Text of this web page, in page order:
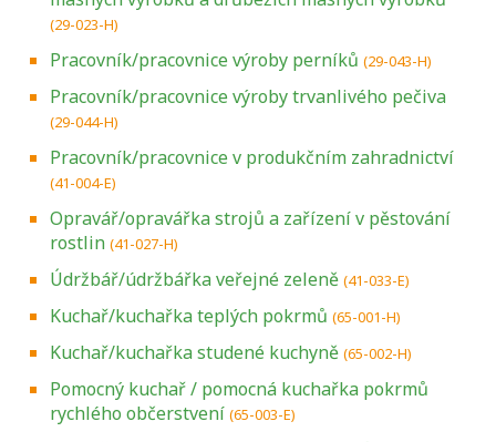
(29-023-H)
Pracovník/pracovnice výroby perníků (29-043-H)
Pracovník/pracovnice výroby trvanlivého pečiva
(29-044-H)
Pracovník/pracovnice v produkčním zahradnictví
(41-004-E)
Opravář/opravářka strojů a zařízení v pěstování
rostlin (41-027-H)
Údržbář/údržbářka veřejné zeleně (41-033-E)
Kuchař/kuchařka teplých pokrmů (65-001-H)
Kuchař/kuchařka studené kuchyně (65-002-H)
Pomocný kuchař / pomocná kuchařka pokrmů
rychlého občerstvení (65-003-E)